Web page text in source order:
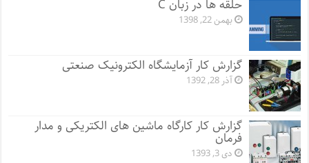
حلقه ها در زبان C
بهمن 22, 1398
گزارش کار آزمایشگاه الکترونیک صنعتی
آذر 28, 1392
گزارش کار کارگاه ماشین های الکتریکی و مدار
فرمان
دی 3, 1393